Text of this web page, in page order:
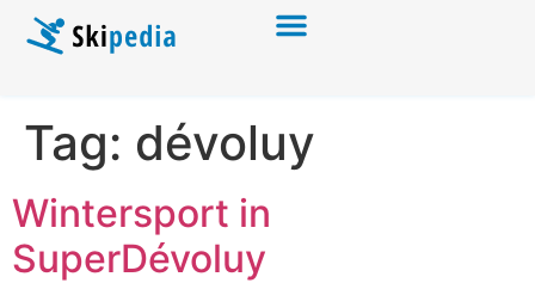
Tag: dévoluy
Wintersport in
SuperDévoluy